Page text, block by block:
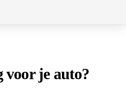
voor je auto?